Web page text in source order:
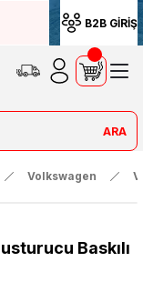
B2B GİRİŞ
ARA
Volkswagen
Baskılı